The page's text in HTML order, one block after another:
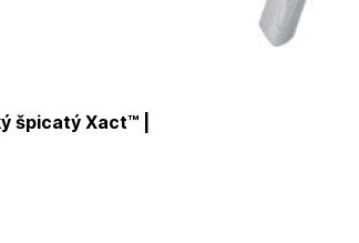
špicatý Xact™ |